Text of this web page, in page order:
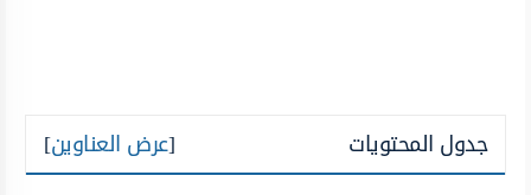
جدول المحتويات [عرض العناوين]